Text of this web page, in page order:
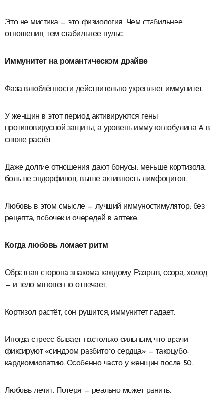
Это не мистика — это физиология. Чем стабильнее
отношения, тем стабильнее пульс.
Иммунитет на романтическом драйве
Фаза влюблённости действительно укрепляет иммунитет.
У женщин в этот период активируются гены
противовирусной защиты, а уровень иммуноглобулина A в
слюне растёт.
Даже долгие отношения дают бонусы: меньше кортизола,
больше эндорфинов, выше активность лимфоцитов.
Любовь в этом смысле — лучший иммуностимулятор: без
рецепта, побочек и очередей в аптеке.
Когда любовь ломает ритм
Обратная сторона знакома каждому. Разрыв, ссора, холод
— и тело мгновенно отвечает.
Кортизол растёт, сон рушится, иммунитет падает.
Иногда стресс бывает настолько сильным, что врачи
фиксируют «синдром разбитого сердца» — такоцубо-
кардиомиопатию. Особенно часто у женщин после 50.
Любовь лечит. Потеря — реально может ранить.